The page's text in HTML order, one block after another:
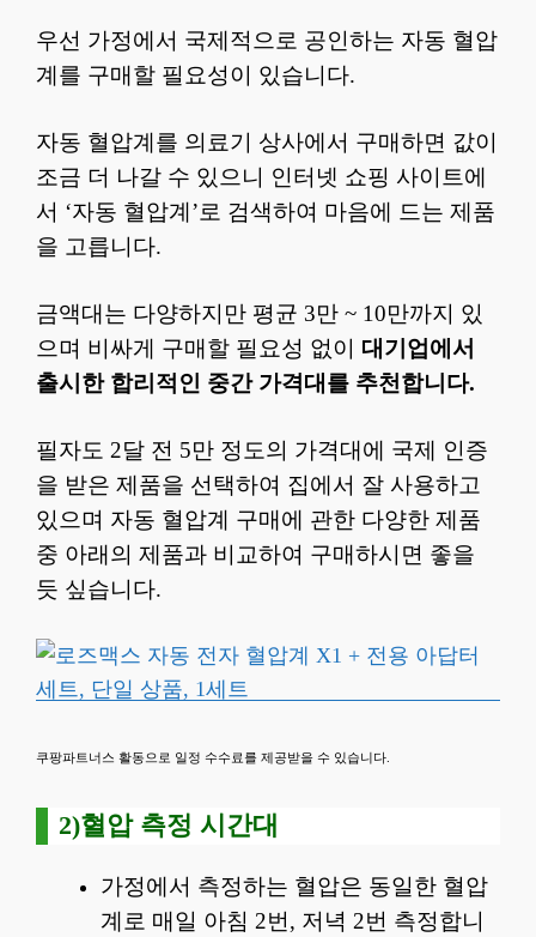
우선 가정에서 국제적으로 공인하는 자동 혈압
계를 구매할 필요성이 있습니다.
자동 혈압계를 의료기 상사에서 구매하면 값이
조금 더 나갈 수 있으니 인터넷 쇼핑 사이트에
서 ‘자동 혈압계’로 검색하여 마음에 드는 제품
을 고릅니다.
금액대는 다양하지만 평균 3만 ~ 10만까지 있
으며 비싸게 구매할 필요성 없이 대기업에서
출시한 합리적인 중간 가격대를 추천합니다.
필자도 2달 전 5만 정도의 가격대에 국제 인증
을 받은 제품을 선택하여 집에서 잘 사용하고
있으며 자동 혈압계 구매에 관한 다양한 제품
중 아래의 제품과 비교하여 구매하시면 좋을
듯 싶습니다.
쿠팡파트너스 활동으로 일정 수수료를 제공받을 수 있습니다.
2)혈압 측정 시간대
가정에서 측정하는 혈압은 동일한 혈압
계로 매일 아침 2번, 저녁 2번 측정합니